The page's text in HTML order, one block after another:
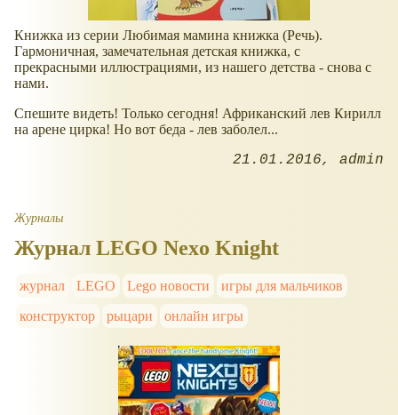
Книжка из серии Любимая мамина книжка (Речь).
Гармоничная, замечательная детская книжка, с
прекрасными иллюстрациями, из нашего детства - снова с
нами.
Спешите видеть! Только сегодня! Африканский лев Кирилл
на арене цирка! Но вот беда - лев заболел...
21.01.2016 admin
Журналы
Журнал LEGO Nexo Knight
журнал LEGO Lego новости
игры для мальчиков
конструктор
рыцари онлайн игры